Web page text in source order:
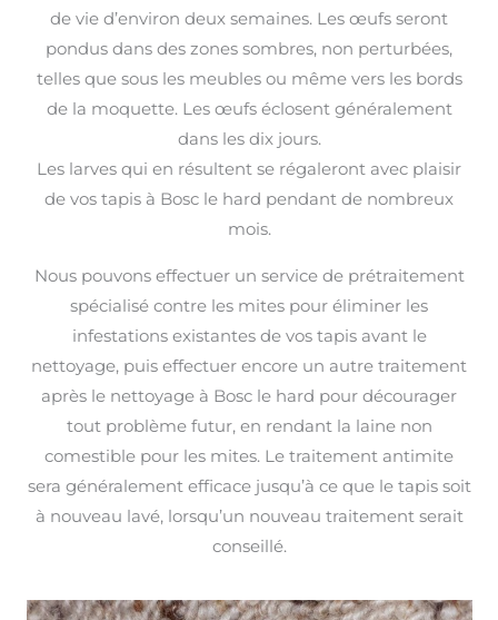
de vie d’environ deux semaines. Les œufs seront
pondus dans des zones sombres, non perturbées,
telles que sous les meubles ou même vers les bords
de la moquette. Les œufs éclosent généralement
dans les dix jours.
Les larves qui en résultent se régaleront avec plaisir
de vos tapis à Bosc le hard pendant de nombreux
mois.
Nous pouvons effectuer un service de prétraitement
spécialisé contre les mites pour éliminer les
infestations existantes de vos tapis avant le
nettoyage, puis effectuer encore un autre traitement
après le nettoyage à Bosc le hard pour décourager
tout problème futur, en rendant la laine non
comestible pour les mites. Le traitement antimite
sera généralement efficace jusqu’à ce que le tapis soit
à nouveau lavé, lorsqu’un nouveau traitement serait
conseillé.